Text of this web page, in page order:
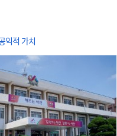
재의 국산화와 공급망 다변화
서비스를 시작한 이래, 단
을 늘려 최근 식각·세정·증
가스 15종에 대한 순도분석
다고 7일 밝혔다. 이로써 가
절차를 마련해 15종 전 품
익적 가치